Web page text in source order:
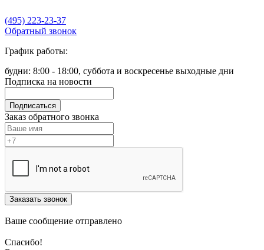
(495) 223-23-37
Обратный звонок
График работы:
будни: 8:00 - 18:00, суббота и воскресенье выходные дни
Подписка на новости
Подписаться
Заказ обратного звонка
Заказать звонок
Ваше сообщение отправлено
Спасибо!